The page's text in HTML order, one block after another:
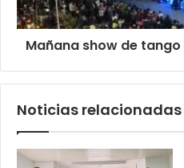
Mañana show de tango
Noticias relacionadas